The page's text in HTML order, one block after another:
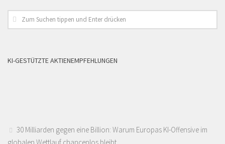
KI-GESTÜTZTE AKTIENEMPFEHLUNGEN
30 Milliarden gegen eine Billion: Warum Europas KI-Offensive im